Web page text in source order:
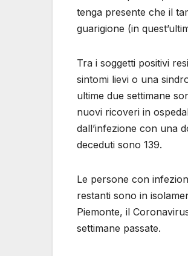
tenga presente che il
guarigione (in
Tra i soggetti positivi
sintomi lievi o una
ultime due settimane
nuovi ricoveri in
dall’infezione con una
deceduti sono 139.
Le persone con
restanti sono in
Piemonte, il
settimane passate.